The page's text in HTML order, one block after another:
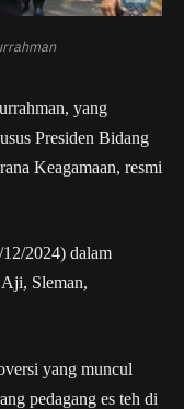
yang
Presiden Bidang
Keagamaan, resmi
2024) dalam
Sleman,
yang muncul
pedagang es teh di